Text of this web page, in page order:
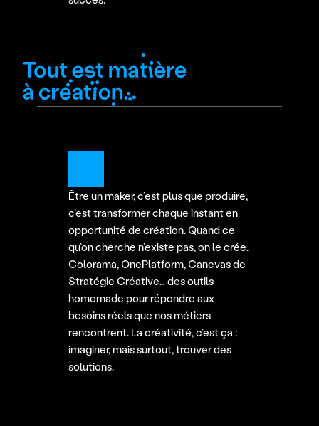
Être un maker, c’est plus que produire,
c’est transformer chaque instant en
opportunité de création. Quand ce
qu’on cherche n’existe pas, on le crée.
Colorama, OnePlatform, Canevas de
Stratégie Créative… des outils
homemade pour répondre aux
besoins réels que nos métiers
rencontrent. La créativité, c’est ça :
imaginer, mais surtout, trouver des
solutions.